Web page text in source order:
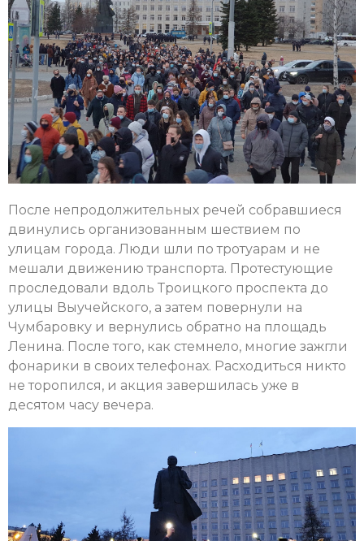
После непродолжительных речей собравшиеся
двинулись организованным шествием по
улицам города. Люди шли по тротуарам и не
мешали движению транспорта. Протестующие
проследовали вдоль Троицкого проспекта до
улицы Выучейского, а затем повернули на
Чумбаровку и вернулись обратно на площадь
Ленина. После того, как стемнело, многие зажгли
фонарики в своих телефонах. Расходиться никто
не торопился, и акция завершилась уже в
десятом часу вечера.